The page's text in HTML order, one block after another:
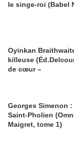
le singe-roi (Babel
Oyinkan
killeuse
de cœur –
Georges Simenon
Saint-Pholien
Maigret, tome 1)